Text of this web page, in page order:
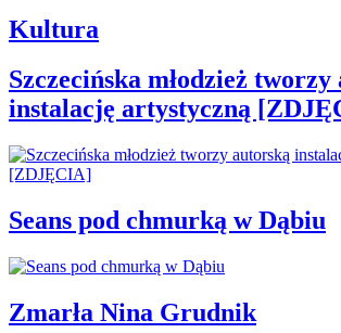
Kultura
Szczecińska młodzież
instalację artystyczną
Seans pod chmurką w Dąbiu
Zmarła Nina Grudnik